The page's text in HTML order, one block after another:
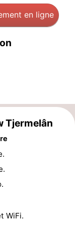
en ligne
Tjermelân
WiFi.